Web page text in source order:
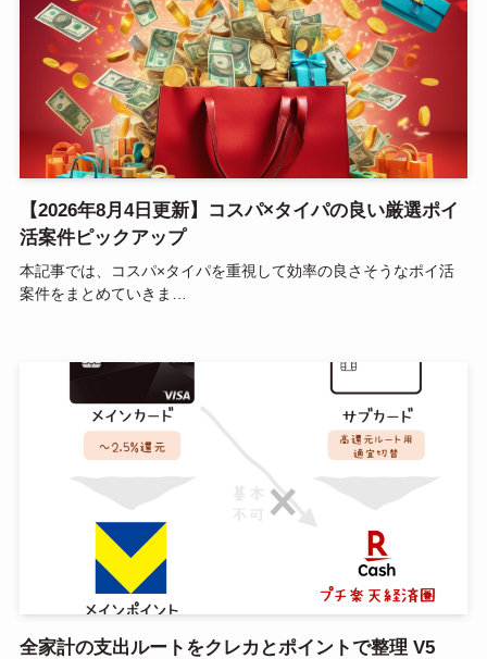
【2026年8月4日更新】コスパ×タイパの良い厳選ポイ
活案件ピックアップ
本記事では、コスパ×タイパを重視して効率の良さそうなポイ活
案件をまとめていきま…
全家計の支出ルートをクレカとポイントで整理 V5